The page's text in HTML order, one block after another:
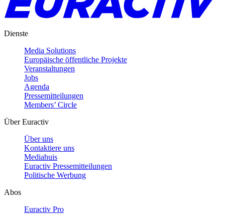
Dienste
Media Solutions
Europäische öffentliche Projekte
Veranstaltungen
Jobs
Agenda
Pressemitteilungen
Members’ Circle
Über Euractiv
Über uns
Kontaktiere uns
Mediahuis
Euractiv Pressemitteilungen
Politische Werbung
Abos
Euractiv Pro